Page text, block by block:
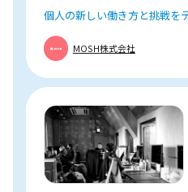
個人の新しい働き方と挑戦を
MOSH株式会社